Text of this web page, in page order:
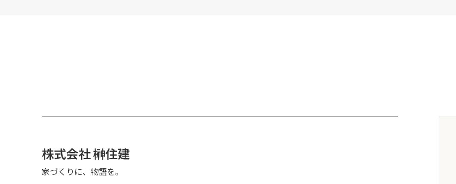
株式会社 榊住建
家づくりに、物語を。